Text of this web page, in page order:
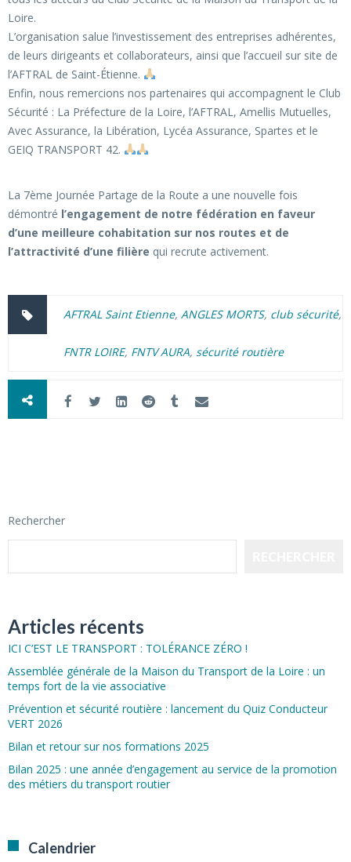
Loire.
L’organisation salue l’investissement des entreprises adhérentes,
de leurs dirigeants et collaborateurs, ainsi que l’accueil sur site de
l’AFTRAL de Saint-Étienne.
Enfin, nous remercions nos partenaires qui accompagnent le Club
Sécurité : La Préfecture de la Loire, l’AFTRAL, Amellis Mutuelles,
Avec Assurance, la Libération, Lycéa Assurance, Spartes et le
GEIQ TRANSPORT 42.
La 7ème Journée Partage de la Route a une nouvelle fois
démontré l’engagement de notre fédération en faveur
d’une meilleure cohabitation sur nos routes et de
l’attractivité d’une filière qui recrute activement.
AFTRAL Saint Etienne, ANGLES MORTS, club sécurité,
FNTR LOIRE, FNTV AURA, sécurité routière
Rechercher
Articles récents
ICI C’EST LE TRANSPORT : TOLÉRANCE ZÉRO !
Assemblée générale de la Maison du Transport de la Loire : un
temps fort de la vie associative
Prévention et sécurité routière : lancement du Quiz Conducteur
VERT 2026
Bilan et retour sur nos formations 2025
Bilan 2025 : une année d’engagement au service de la promotion
des métiers du transport routier
Calendrier